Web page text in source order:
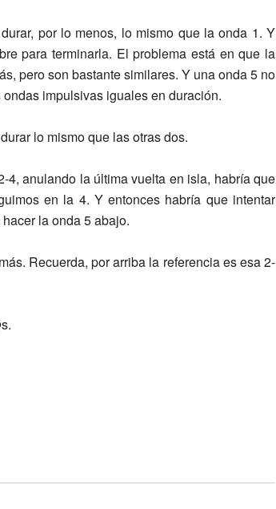
por lo menos, lo mismo que la onda 1. Y
para terminarla. El problema está en que la
pero son bastante similares. Y una onda 5 no
impulsivas iguales en duración.
lo mismo que las otras dos.
anulando la última vuelta en isla, habría que
en la 4. Y entonces habría que intentar
la onda 5 abajo.
Recuerda, por arriba la referencia es esa 2-